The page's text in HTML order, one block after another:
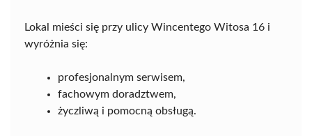
Lokal mieści się przy ulicy Wincentego Witosa 16 i
wyróżnia się:
profesjonalnym serwisem,
fachowym doradztwem,
życzliwą i pomocną obsługą.